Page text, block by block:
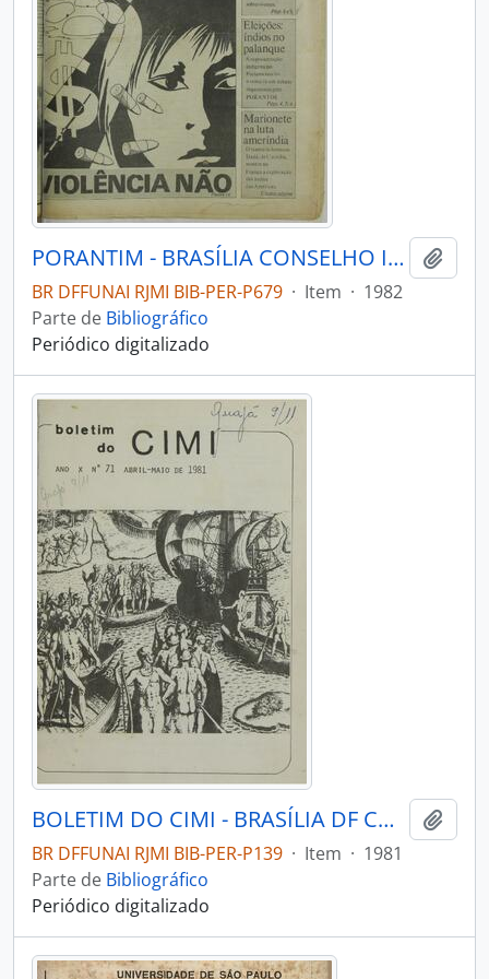
PORANTIM - BRASÍLIA CONSELHO INDIGENISTA MISSIONÁRIO - 1982 - Nº45
BR DFFUNAI RJMI BIB-PER-P679 · Item · 1982
Parte de Bibliográfico
Periódico digitalizado
BOLETIM DO CIMI - BRASÍLIA DF CONSELHO INDIGENISTA MISSIONÁRIO - 1981 - Nº71
BR DFFUNAI RJMI BIB-PER-P139 · Item · 1981
Parte de Bibliográfico
Periódico digitalizado